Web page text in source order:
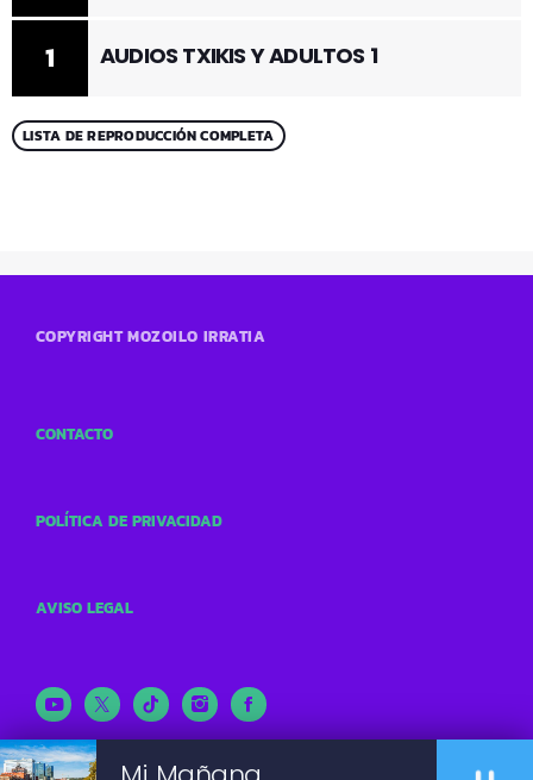
1 AUDIOS TXIKIS Y ADULTOS 1
LISTA DE REPRODUCCIÓN COMPLETA
COPYRIGHT MOZOILO IRRATIA
CONTACTO
POLÍTICA DE PRIVACIDAD
AVISO LEGAL